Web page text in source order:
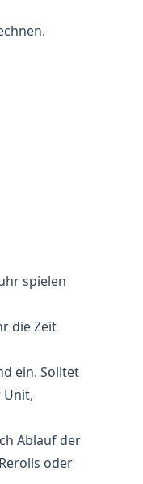
spielen
die Zeit
ein. Solltet
Unit,
Ablauf der
oder